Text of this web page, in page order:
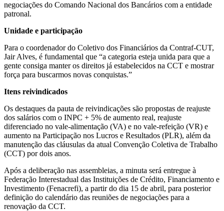
negociações do Comando Nacional dos Bancários com a entidade
patronal.
Unidade e participação
Para o coordenador do Coletivo dos Financiários da Contraf-CUT,
Jair Alves, é fundamental que “a categoria esteja unida para que a
gente consiga manter os direitos já estabelecidos na CCT e mostrar
força para buscarmos novas conquistas.”
Itens reivindicados
Os destaques da pauta de reivindicações são propostas de reajuste
dos salários com o INPC + 5% de aumento real, reajuste
diferenciado no vale-alimentação (VA) e no vale-refeição (VR) e
aumento na Participação nos Lucros e Resultados (PLR), além da
manutenção das cláusulas da atual Convenção Coletiva de Trabalho
(CCT) por dois anos.
Após a deliberação nas assembleias, a minuta será entregue à
Federação Interestadual das Instituições de Crédito, Financiamento e
Investimento (Fenacrefi), a partir do dia 15 de abril, para posterior
definição do calendário das reuniões de negociações para a
renovação da CCT.